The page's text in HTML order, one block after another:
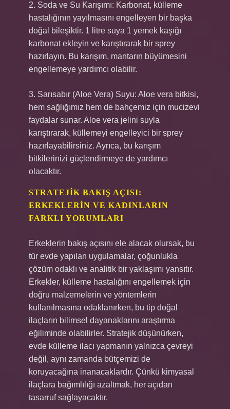
2. Soda ve Su Karışımı: Karbonat, külleme
hastalığının yayılmasını engelleyen bir başka
doğal bileşiktir. 1 litre suya 1 yemek kaşığı
karbonat ekleyin ve karıştırarak bir sprey
hazırlayın. Bu karışım, mantarın büyümesini
engellemeye yardımcı olabilir.
3. Sarısabır (Aloe Vera) Suyu: Aloe vera bitkisi,
hem sağlığımız hem de bahçemiz için mucizevi
faydalar sunar. Aloe vera jelini suyla
karıştırarak, küllemeyi engelleyici bir sprey
hazırlayabilirsiniz. Ayrıca, bu karışım
bitkilerinizi güçlendirmeye de yardımcı
olacaktır.
STRATEJIK BAKIŞ AÇISI:
ERKEKLERIN VE KADINLARIN
FARKLI YORUMLARI
Erkeklerin bakış açısını ele alacak olursak, bu
tür evde yapılan uygulamalar, çoğunlukla
çözüm odaklı ve analitik bir yaklaşımı yansıtır.
Erkekler, külleme hastalığını engellemek için
doğru malzemelerin ve yöntemlerin
kullanılmasına odaklanırken, bu tip doğal
ilaçların bilimsel dayanaklarını araştırma
eğiliminde olabilirler. Stratejik düşünürken,
evde külleme ilacı yapmanın yalnızca çevreyi
değil, aynı zamanda bütçemizi de
koruyacağına inanacaklardır. Çünkü kimyasal
ilaçlara bağımlılığı azaltmak, her açıdan
tasarruf sağlayacaktır.